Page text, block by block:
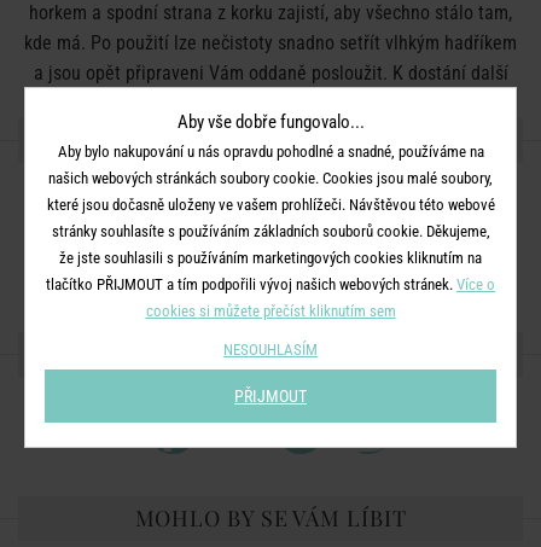
horkem a spodní strana z korku zajistí, aby všechno stálo tam,
kde má. Po použití lze nečistoty snadno setřít vlhkým hadříkem
a jsou opět připraveni Vám oddaně posloužit. K dostání další
DETAILY PRODUKTU
Barva:bílá, černá
Rozměry:D 30 x Š 40 x V 0,3 cm
Materiál:95% MDF, 5% korek
SDÍLEJTE S PŘÁTELI
MOHLO BY SE VÁM LÍBIT
Aby vše dobře fungovalo...
Aby bylo nakupování u nás opravdu pohodlné a snadné, používáme na
našich webových stránkách soubory cookie. Cookies jsou malé soubory,
které jsou dočasně uloženy ve vašem prohlížeči. Návštěvou této webové
stránky souhlasíte s používáním základních souborů cookie. Děkujeme,
že jste souhlasili s používáním marketingových cookies kliknutím na
tlačítko PŘIJMOUT a tím podpořili vývoj našich webových stránek. Více o
cookies si můžete přečíst kliknutím sem
NESOUHLASÍM
PŘIJMOUT